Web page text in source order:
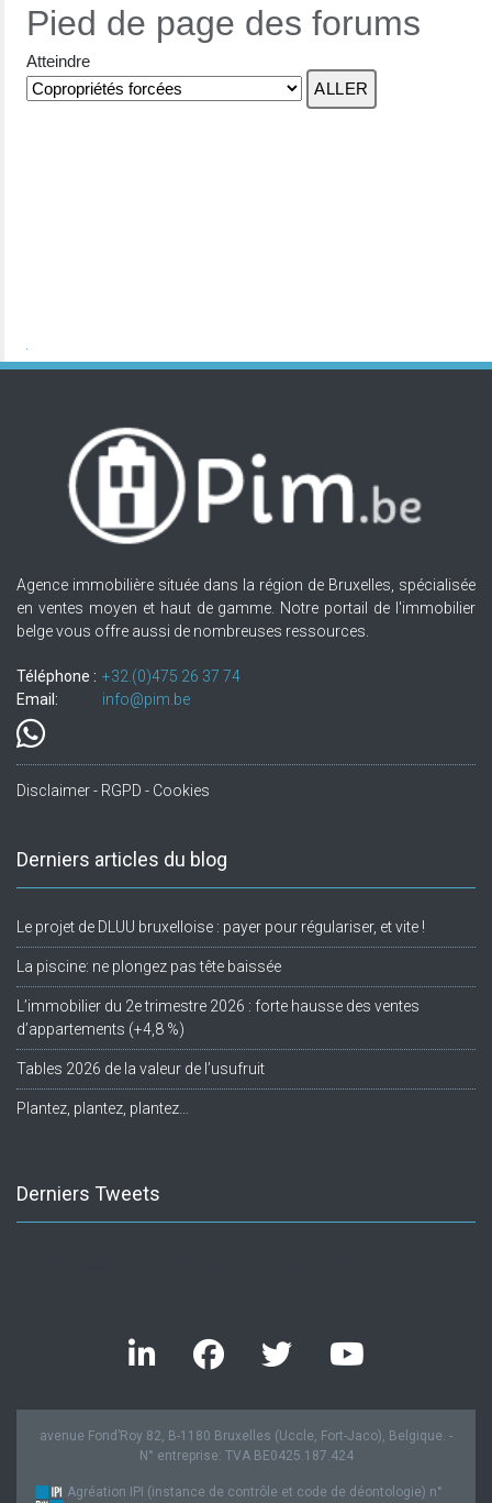
Pied de page des forums
Atteindre
Agence immobilière située dans la région de Bruxelles, spécialisée
en ventes moyen et haut de gamme. Notre portail de l'immobilier
belge vous offre aussi de nombreuses ressources.
Téléphone : +32.(0)475 26 37 74
Email:
info@pim.be
Disclaimer - RGPD - Cookies
Derniers articles du blog
Le projet de DLUU bruxelloise : payer pour régulariser, et vite !
La piscine: ne plongez pas tête baissée
L’immobilier du 2e trimestre 2026 : forte hausse des ventes
d’appartements (+4,8 %)
Tables 2026 de la valeur de l’usufruit
Plantez, plantez, plantez…
Derniers Tweets
avenue Fond’Roy 82, B-1180 Bruxelles (Uccle, Fort-Jaco), Belgique. -
N° entreprise: TVA BE0425.187.424
Agréation IPI (instance de contrôle et code de déontologie) n°